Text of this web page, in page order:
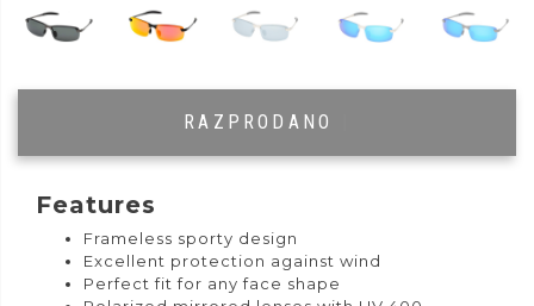
RAZPRODANO
Features
Frameless sporty design
Excellent protection against wind
Perfect fit for any face shape